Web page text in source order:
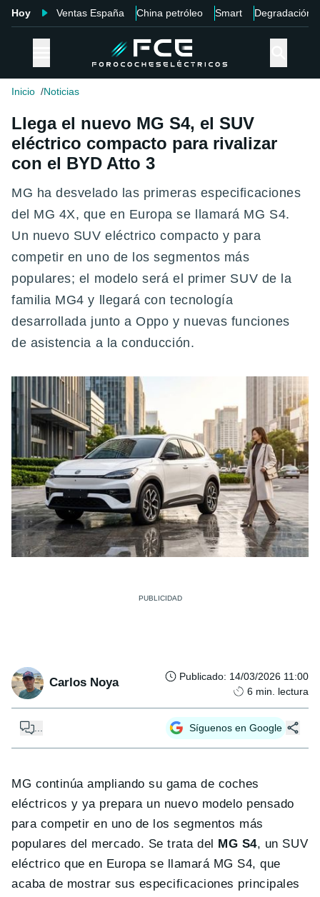
Hoy Ventas España China petróleo Smart Degradación
Inicio Noticias
Llega el nuevo MG S4, el SUV
eléctrico compacto para rivalizar
con el BYD Atto 3
MG ha desvelado las primeras especificaciones
del MG 4X, que en Europa se llamará MG S4 .
Un nuevo SUV eléctrico compacto y para
competir en uno de los segmentos más
populares; el modelo será el primer SUV de la
familia MG4 y llegará con tecnología
desarrollada junto a Oppo y nuevas funciones
de asistencia a la conducción.
Carlos Noya Publicado: 14/03/2026 11:00
6 min. lectura
Síguenos en Google
MG continúa ampliando su gama de coches
eléctricos y ya prepara un nuevo modelo pensado
para competir en uno de los segmentos más
populares del mercado. Se trata del MG S4, un SUV
eléctrico que en Europa se llamará MG S4, que
acaba de mostrar sus especificaciones principales